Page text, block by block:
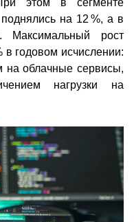
этом в сегменте
на 12 %, а в
рост
в годовом исчислении:
на облачные сервисы,
нагрузки на